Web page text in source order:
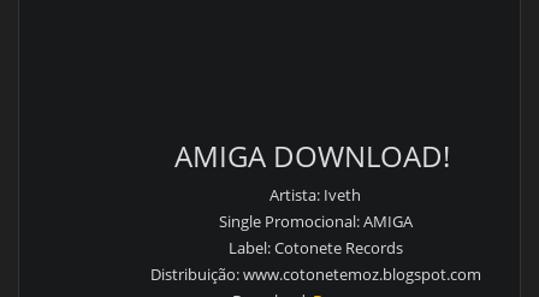
AMIGA DOWNLOAD!
Artista: Iveth
Single Promocional: AMIGA
Label: Cotonete Records
Distribuição: www.cotonetemoz.blogspot.com